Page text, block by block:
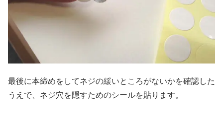
最後に本締めをしてネジの緩いところがないかを確認した
うえで、ネジ穴を隠すためのシールを貼ります。